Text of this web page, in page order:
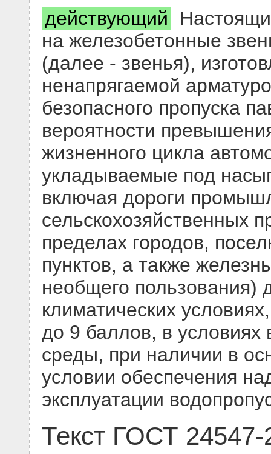
действующий
на железобетонные
(далее - звенья),
ненапрягаемой
безопасного пропуска
вероятности
жизненного цикла
укладываемые под
включая дороги
сельскохозяйственных
пределах городов,
пунктов, а также
необщего пользования)
климатических
до 9 баллов, в условиях
среды, при наличии в
условии обеспечения
эксплуатации
Текст ГОСТ 24547-